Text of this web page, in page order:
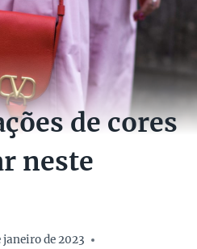
de cores
neste
janeiro de 2023